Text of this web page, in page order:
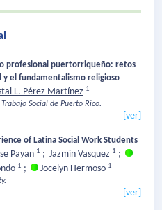
profesional puertorriqueño: retos
el fundamentalismo religioso
L. Pérez Martínez 1
Social de Puerto Rico.
[ver]
of Latina Social Work Students
Payan 1 ; Jazmin Vasquez 1 ;
1 ; Jocelyn Hermoso 1
[ver]